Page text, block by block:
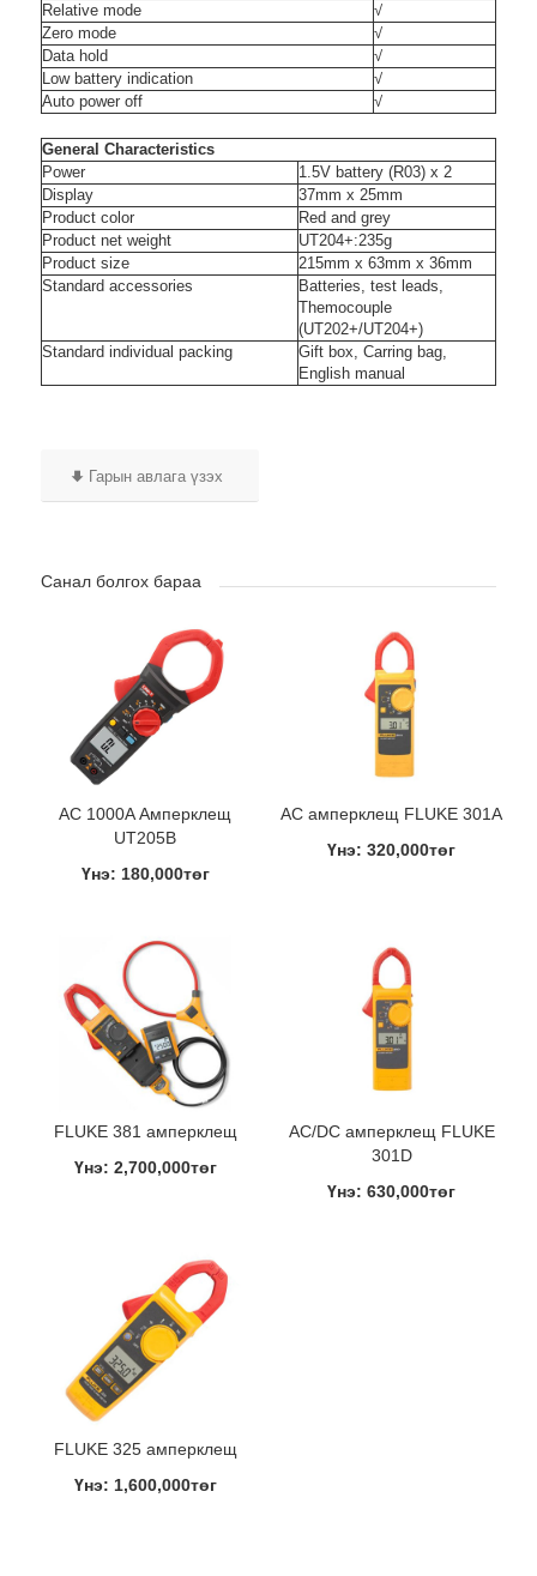
Relative mode
√
Zero mode
√
Data hold
√
Low battery indication
√
Auto power off
√
General Characteristics
Power
1.5V battery (R03) x 2
Display
37mm x 25mm
Product color
Red and grey
Product net weight
UT204+:235g
Product size
215mm x 63mm x 36mm
Standard accessories
Batteries, test leads,
Themocouple
(UT202+/UT204+)
Standard individual packing
Gift box, Carring bag,
English manual
Гарын авлага үзэх
Санал болгох бараа
AC 1000A Амперклещ
UT205B
Үнэ: 180,000төг
AC амперклещ FLUKE 301A
Үнэ: 320,000төг
FLUKE 381 амперклещ
Үнэ: 2,700,000төг
AC/DC амперклещ FLUKE
301D
Үнэ: 630,000төг
FLUKE 325 амперклещ
Үнэ: 1,600,000төг